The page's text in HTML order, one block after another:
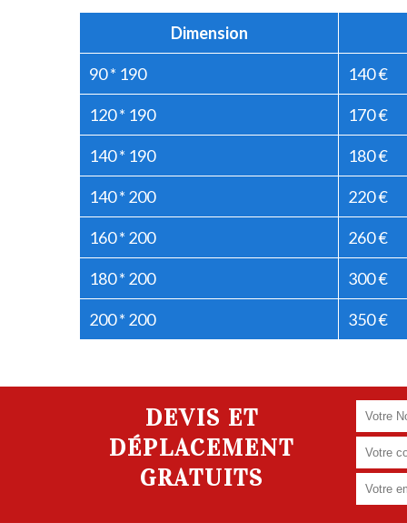
Dimension
90 * 190 140 €
120 * 190 170 €
140 * 190 180 €
140 * 200 220 €
160 * 200 260 €
180 * 200 300 €
200 * 200 350 €
DEVIS ET
DÉPLACEMENT
GRATUITS